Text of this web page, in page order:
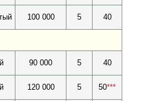
100 000 5 40
90 000 5 40
120 000 5 50***